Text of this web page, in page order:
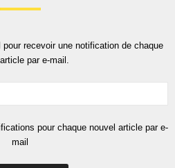
recevoir une notification de chaque
par e-mail.
pour chaque nouvel article par e-
mail